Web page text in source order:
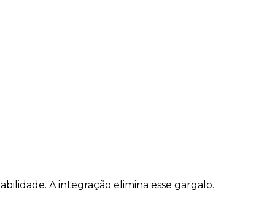
A integração elimina esse gargalo.